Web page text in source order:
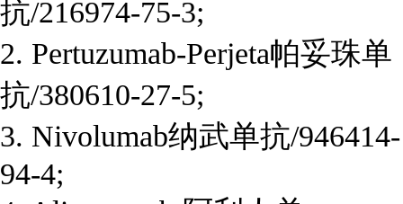
抗/216974-75-3;
2. Pertuzumab-Perjeta帕妥珠单
抗/380610-27-5;
3. Nivolumab纳武单抗/946414-
94-4;